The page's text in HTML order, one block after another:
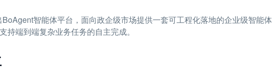
智能体平台，面向政企级市场提供一套可工程化落地的企业级智能体
端到端复杂业务任务的自主完成。